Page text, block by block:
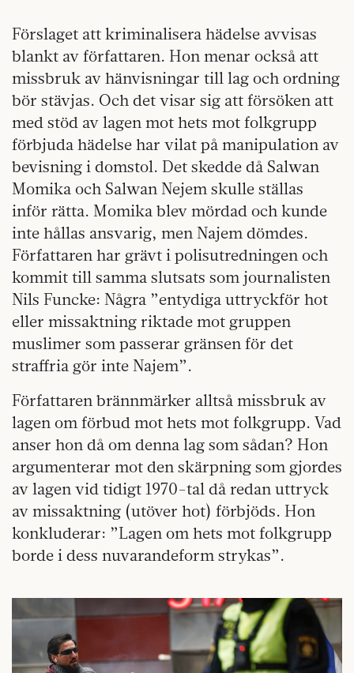
Förslaget att kriminalisera hädelse avvisas
blankt av författaren. Hon menar också att
missbruk av hänvisningar till lag och ordning
bör stävjas. Och det visar sig att försöken att
med stöd av lagen mot hets mot folkgrupp
förbjuda hädelse har vilat på manipulation av
bevisning i domstol. Det skedde då Salwan
Momika och Salwan Nejem skulle ställas
inför rätta. Momika blev mördad och kunde
inte hållas ansvarig, men Najem dömdes.
Författaren har grävt i polisutredningen och
kommit till samma slutsats som journalisten
Nils Funcke: Några ”entydiga uttryckför hot
eller missaktning riktade mot gruppen
muslimer som passerar gränsen för det
straffria gör inte Najem”.
Författaren brännmärker alltså missbruk av
lagen om förbud mot hets mot folkgrupp. Vad
anser hon då om denna lag som sådan? Hon
argumenterar mot den skärpning som gjordes
av lagen vid tidigt 1970-tal då redan uttryck
av missaktning (utöver hot) förbjöds. Hon
konkluderar: ”Lagen om hets mot folkgrupp
borde i dess nuvarandeform strykas”.